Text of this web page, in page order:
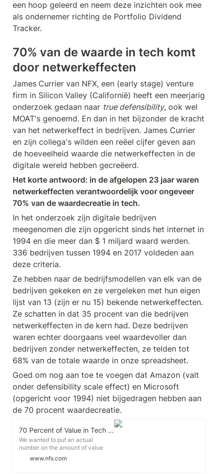
een hoop geleerd en neem deze inzichten ook mee
als ondernemer richting de Portfolio Dividend
Tracker.
70% van de waarde in tech komt
door netwerkeffecten
James Currier van NFX, een (early stage) venture
firm in Silicon Valley (Californië) heeft een meerjarig
onderzoek gedaan naar true defensibility, ook wel
MOAT's genoemd. En dan in het bijzonder de kracht
van het netwerkeffect in bedrijven. James Currier
en zijn collega's wilden een reëel cijfer geven aan
de hoeveelheid waarde die netwerkeffecten in de
digitale wereld hebben gecreëerd.
Het korte antwoord: in de afgelopen 23 jaar waren
netwerkeffecten verantwoordelijk voor ongeveer
70% van de waardecreatie in tech.
In het onderzoek zijn digitale bedrijven
meegenomen die zijn opgericht sinds het internet in
1994 en die meer dan $ 1 miljard waard werden.
336 bedrijven tussen 1994 en 2017 voldeden aan
deze criteria.
Ze hebben naar de bedrijfsmodellen van elk van de
bedrijven gekeken en ze vergeleken met hun eigen
lijst van 13 (zijn er nu 15) bekende netwerkeffecten.
Ze schatten in dat 35 procent van die bedrijven
netwerkeffecten in de kern had. Deze bedrijven
waren echter doorgaans veel waardevoller dan
bedrijven zonder netwerkeffecten, ze telden tot
68% van de totale waarde in onze spreadsheet.
Goed om nog aan toe te voegen dat Amazon (valt
onder defensibility scale effect) en Microsoft
(opgericht voor 1994) niet bijgedragen hebben aan
de 70 procent waardecreatie.
70 Percent of Value in Tech is Driven by Network Effects
We wanted to put an actual
number on the amount of value
network effects have created in
www.nfx.com